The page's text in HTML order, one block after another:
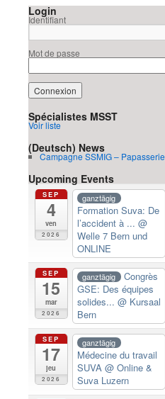
Login
Identifiant
Mot de passe
Spécialistes MSST
Voir liste
(Deutsch) News
Campagne SSMIG – Papasserie
Upcoming Events
SEP
4
ven
2026
ganztägig
Formation Suva: De
l’accident à ... @
Welle 7 Bern und
ONLINE
SEP
15
mar
2026
ganztägig
Congrès
GSE: Des équipes
solides... @ Kursaal
Bern
SEP
17
jeu
2026
ganztägig
Médecine du travail
SUVA @ Online &
Suva Luzern